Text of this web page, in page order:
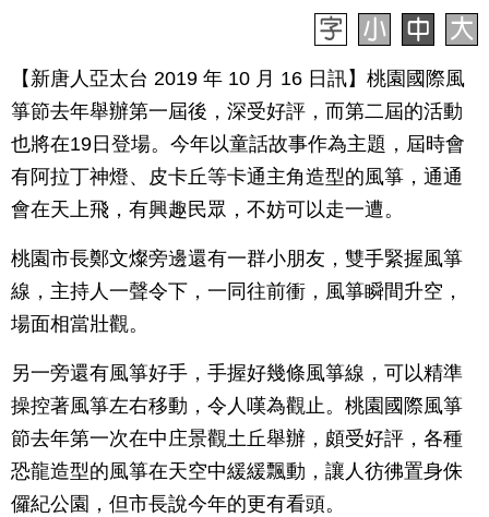
【新唐人亞太台 2019 年 10 月 16 日訊】桃園國際風
箏節去年舉辦第一屆後，深受好評，而第二屆的活動
也將在19日登場。今年以童話故事作為主題，屆時會
有阿拉丁神燈、皮卡丘等卡通主角造型的風箏，通通
會在天上飛，有興趣民眾，不妨可以走一遭。
桃園市長鄭文燦旁邊還有一群小朋友，雙手緊握風箏
線，主持人一聲令下，一同往前衝，風箏瞬間升空，
場面相當壯觀。
另一旁還有風箏好手，手握好幾條風箏線，可以精準
操控著風箏左右移動，令人嘆為觀止。桃園國際風箏
節去年第一次在中庄景觀土丘舉辦，頗受好評，各種
恐龍造型的風箏在天空中緩緩飄動，讓人彷彿置身侏
儸紀公園，但市長說今年的更有看頭。